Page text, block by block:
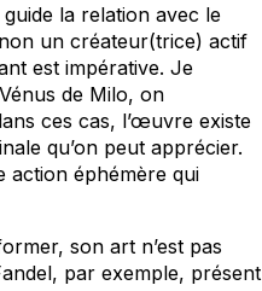
la relation avec le
un créateur(trice) actif
est impérative. Je
de Milo, on
ces cas, l’œuvre existe
qu’on peut apprécier.
action éphémère qui
son art n’est pas
par exemple, présent